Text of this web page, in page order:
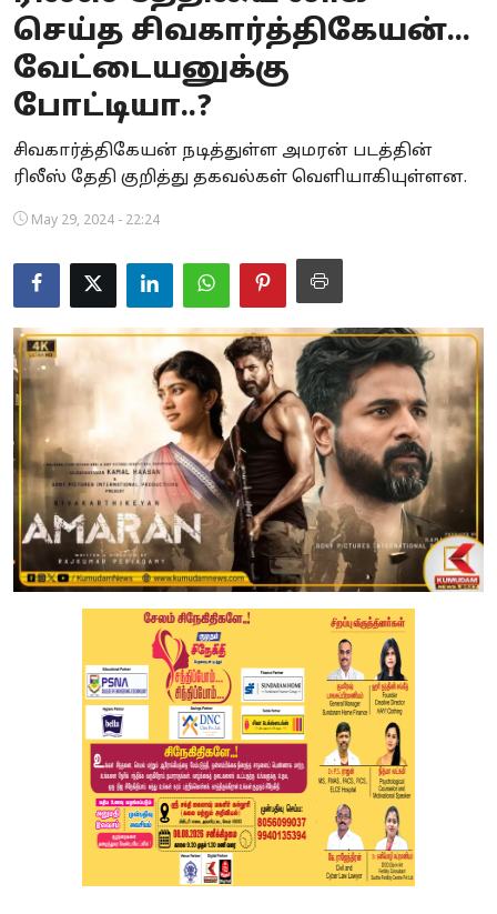
Business
Crime
National
World
Astrology
Spirituality
Weather
Politics
செய்த சிவகார்த்திகேயன்...
வேட்டையனுக்கு
போட்டியா..?
சிவகார்த்திகேயன் நடித்துள்ள அமரன் படத்தின்
ரிலீஸ் தேதி குறித்து தகவல்கள் வெளியாகியுள்ளன.
May 29, 2024 - 22:24